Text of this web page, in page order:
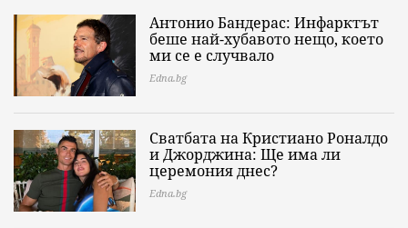
Антонио Бандерас: Инфарктът
беше най-хубавото нещо, което
ми се е случвало
Edna.bg
Сватбата на Кристиано Роналдо
и Джорджина: Ще има ли
церемония днес?
Edna.bg